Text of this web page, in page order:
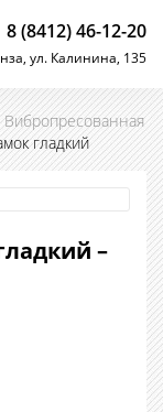
8 (8412) 46-12-20
ул. Калинина, 135
Вибропресованная
гладкий
–